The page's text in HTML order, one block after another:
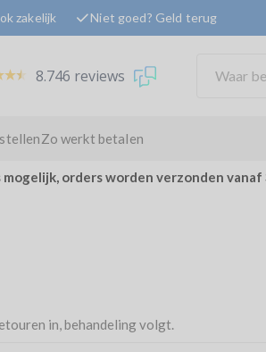
zakelijk Niet goed? Geld terug
8.746 reviews
Zo werkt betalen
orders worden verzonden
in, behandeling volgt.